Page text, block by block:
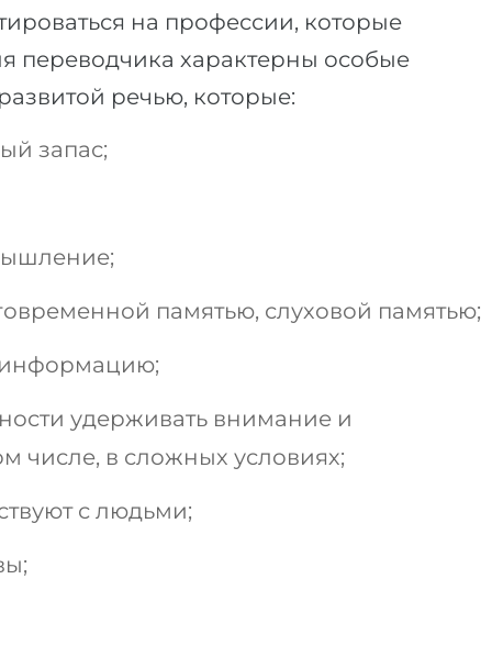
на профессии, которые
переводчика характерны особые
речью, которые:
запас;
памятью, слуховой памятью;
информацию;
удерживать внимание и
числе, в сложных условиях;
с людьми;